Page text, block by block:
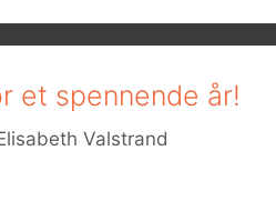
et spennende år!
Valstrand